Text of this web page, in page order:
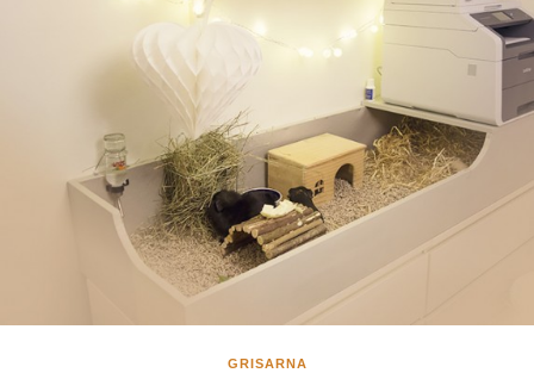
GRISARNA